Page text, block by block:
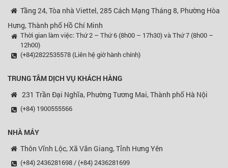
Tầng 24, Tòa nhà Viettel, 285 Cách Mạng Tháng 8, Phường Hòa
Hưng, Thành phố Hồ Chí Minh
Thời gian làm việc: Thứ 2 – Thứ 6 (8h00 – 17h30) và Thứ 7 (8h00 –
12h00)
(+84)2822535578 (Liên hệ giờ hành chính)
TRUNG TÂM DỊCH VỤ KHÁCH HÀNG
231 Trần Đại Nghĩa, Phường Tương Mai, Thành phố Hà Nội
(+84) 1900555566
NHÀ MÁY
Thôn Vĩnh Lộc, Xã Văn Giang, Tỉnh Hưng Yên
(+84) 2436281698 / (+84) 2436281699